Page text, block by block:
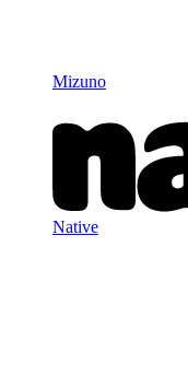
Mizuno
Native